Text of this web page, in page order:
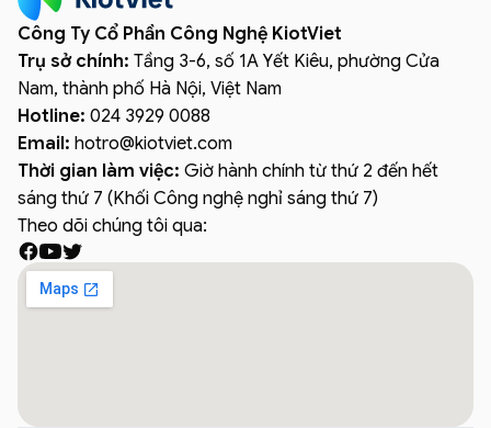
Công Ty Cổ Phần Công Nghệ KiotViet
Trụ sở chính: Tầng 3-6, số 1A Yết Kiêu, phường Cửa
Nam, thành phố Hà Nội, Việt Nam
Hotline: 024 3929 0088
Email: hotro@kiotviet.com
Thời gian làm việc: Giờ hành chính từ thứ 2 đến hết
sáng thứ 7 (Khối Công nghệ nghỉ sáng thứ 7)
Theo dõi chúng tôi qua: